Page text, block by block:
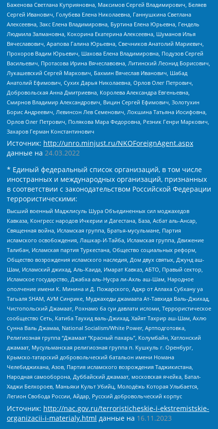
Баженова Светлана Куприяновна, Максимов Сергей Владимирович, Беляев
Сергей Иванович, Голубева Елена Николаевна, Ганнушкина Светлана
Алексеевна, Закс Елена Владимировна, Буртина Елена Юрьевна, Гендель
Людмила Залмановна, Кокорина Екатерина Алексеевна, Шуманов Илья
Вячеславович, Арапова Галина Юрьевна, Свечников Анатолий Мариевич,
Прохоров Вадим Юрьевич, Шахова Елена Владимировна, Подузов Сергей
Васильевич, Протасова Ирина Вячеславовна, Литинский Леонид Борисович,
Лукашевский Сергей Маркович, Бахмин Вячеслав Иванович, Шабад
Анатолий Ефимович, Сухих Дарья Николаевна, Орлов Олег Петрович,
Добровольская Анна Дмитриевна, Королева Александра Евгеньевна,
Смирнов Владимир Александрович, Вицин Сергей Ефимович, Золотухин
Борис Андреевич, Левинсон Лев Семенович, Локшина Татьяна Иосифовна,
Орлов Олег Петрович, Полякова Мара Федоровна, Резник Генри Маркович,
Захаров Герман Константинович
Источник: http://unro.minjust.ru/NKOForeignAgent.aspx
данные на 24.03.2022
* Единый федеральный список организаций, в том числе
иностранных и международных организаций, признанных
в соответствии с законодательством Российской Федерации
террористическими:
Высший военный Маджлисуль Шура Объединенных сил моджахедов
Кавказа, Конгресс народов Ичкерии и Дагестана, База, Асбат аль-Ансар,
Священная война, Исламская группа, Братья-мусульмане, Партия
исламского освобождения, Лашкар-И-Тайба, Исламская группа, Движение
Талибан, Исламская партия Туркестана, Общество социальных реформ,
Общество возрождения исламского наследия, Дом двух святых, Джунд аш-
Шам, Исламский джихад, Аль-Каида, Имарат Кавказ, АБТО, Правый сектор,
Исламское государство, Джабха аль-Нусра ли-Ахль аш-Шам, Народное
ополчение имени К. Минина и Д. Пожарского, Аджр от Аллаха Субхану уа
Тагьаля SHAM, АУМ Синрике, Муджахеды джамаата Ат-Тавхида Валь-Джихад,
Чистопольский Джамаат, Рохнамо ба суи давлати исломи, Террористическое
сообщество Сеть, Катиба Таухид валь-Джихад, Хайят Тахрир аш-Шам, Ахлю
Сунна Валь Джамаа, National Socialism/White Power, Артподготовка,
Религиозная группа “Джамаат “Красный пахарь”, Колумбайн, Хатлонский
джамаат, Мусульманская религиозная группа п. Кушкуль г. Оренбург,
Крымско-татарский добровольческий батальон имени Номана
Челебиджихана, Азов, Партия исламского возрождения Таджикистана,
Народная самооборона, Дуббайский джамаат, московская ячейка, Батал-
Хаджи Белхороев, Маньяки Культ Убийц, Молодёжь Которая Улыбается,
Легион Свобода России, Айдар, Русский добровольческий корпус
Источник: http://nac.gov.ru/terroristicheskie-i-ekstremistskie-
organizacii-i-materialy.html данные на 16.11.2023